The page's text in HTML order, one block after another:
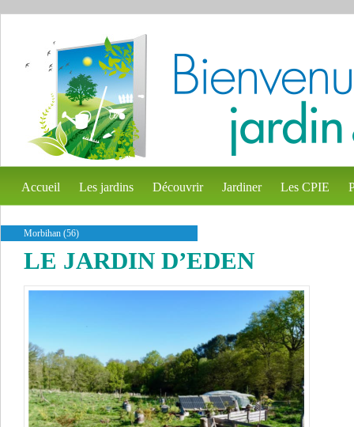
Accueil Les jardins Découvrir Jardiner Les CPIE
Morbihan (56)
LE JARDIN D’EDEN